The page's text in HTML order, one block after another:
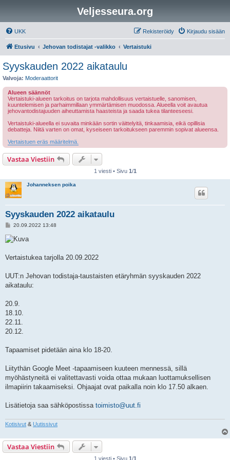
Veljesseura.org
UKK Kirjaudu sisään
Rekisteröidy
Etusivu Jehovan todistajat -valikko Vertaistuki
Syyskauden 2022 aikataulu
Valvoja: Moderaattorit
Alueen säännöt
Vertaistuki-alueen tarkoitus on tarjota mahdollisuus vertaistuelle, sanomisen,
kuuntelemisen ja parhaimmillaan ymmärtämisen muodossa. Alueella voit avautua
jehovantodistajuuden aiheuttamista haasteista ja saada tukea tilanteeseesi.
Vertaistuki-alueella ei suvaita minkään sortin väittelyitä, tinkaamisia, eikä opillisia
debatteja. Niitä varten on omat, kyseiseen tarkoitukseen paremmin sopivat alueensa.
Vertaistuen eräs määritelmä.
Vastaa Viestiin
1 viesti • Sivu 1/1
Johanneksen poika
Syyskauden 2022 aikataulu
V
e
s
i
20.09.2022 13:48
Vertaistukea tarjolla 20.09.2022
UUT:n Jehovan todistaja-taustaisten etäryhmän syyskauden 2022
aikataulu:
20.9.
18.10.
22.11.
20.12.
Tapaamiset pidetään aina klo 18-20.
Liitythän Google Meet -tapaamiseen kuuteen mennessä, sillä
myöhästyneitä ei valitettavasti voida ottaa mukaan luottamuksellisen
ilmapiirin takaamiseksi. Ohjaajat ovat paikalla noin klo 17.50 alkaen.
Lisätietoja saa sähköpostissa toimisto@uut.fi
Kotisivut & Uutissivut
Vastaa Viestiin
1 viesti • Sivu 1 /1